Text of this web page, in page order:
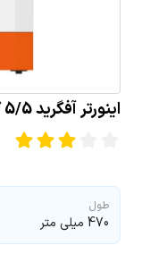
اینورتر آفگرید 5/5 کیلووات برند PTT Solar
طول
470 میلی متر